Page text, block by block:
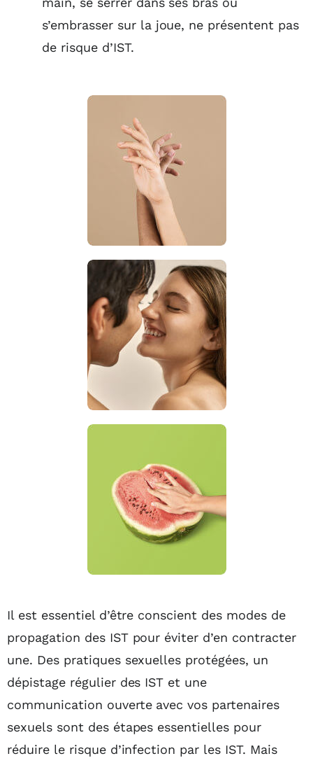
s’embrasser sur la joue, ne présentent pas
de risque d’IST.
Il est essentiel d’être conscient des modes de
propagation des IST pour éviter d’en contracter
une. Des pratiques sexuelles protégées, un
dépistage régulier des IST et une
communication ouverte avec vos partenaires
sexuels sont des étapes essentielles pour
réduire le risque d’infection par les IST. Mais